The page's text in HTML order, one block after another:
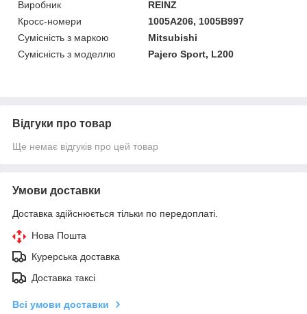
Виробник
REINZ
Кросс-номери
1005A206, 1005B997
Сумісність з маркою
Mitsubishi
Сумісність з моделлю
Pajero Sport, L200
Відгуки про товар
Ще немає відгуків про цей товар
Умови доставки
Доставка здійснюється тільки по передоплаті.
Нова Пошта
Курерська доставка
Доставка таксі
Всі умови доставки